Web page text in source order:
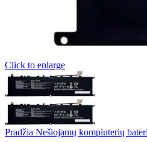
Click to enlarge
Pradžia Nešiojamų kompiuterių